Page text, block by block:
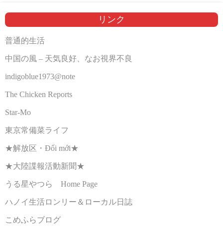
リンク
普通的生活
中国の風 – 天気良好、なお視界不良
indigoblue1973@note
The Chicken Reports
Star-Mo
東京常備菜ライフ
★解放区・Đổi mới★
★大陸諜報活動新聞★
うる星やつら Home Page
ハノイ生活ロンリー＆ローカル日誌
こめふらブログ